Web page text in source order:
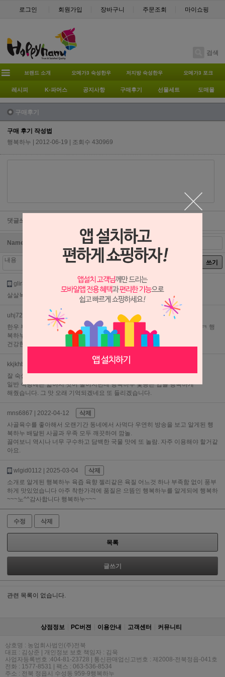
로그인 회원가입 장바구니 주문조회 마이쇼핑
검색
브랜드 소개 오메가3 숙성한우 저지방 숙성한우 오메가3 포크
레시피 K-파머스 공지사항 구매후기 선물세트 도매몰
구매후기
구매 후기 작성법
행복하누 | 2012-06-19 | 조회수 430969
댓글쓰기
Name password
쓰기
glir3848
삭제
살살녹아요^^
uhj726 | 2017-06-27
한우 부채살, 채끝, 차돌박이 너무 맛있어서 또 다시 구매하러 왔어요. ㅋㅋㅋ 행
복하누 먹고 행복해졌어요 ㅋㅋㅋㅋㅋㅋㅋㅋ
건강한 한우라서 더욱 안심^^
kkjkhb
잘 숙성된 한우가 두께감도 적당하여 고기 육즙이 살아있네요^^
일반 식당에는 얇아서 맛이 떨어지던데 행복하누 꽃등은 입을 행복하게
해줬습니다. 그 맛 오래 기억되겠네요 또 들리겠습니다.
mns6867 | 2022-04-12
삭제
사골육수를 좋아해서 오랜기간 동네에서 사먹다 우연히 방송을 보고 알게된 행
복하누 배달된 사골과 우족 모두 깨끗하여 깜놀.
끓여보니 역시나 너무 구수하고 담백한 국물 맛에 또 놀람. 자주 이용해야 할거같
아요.
wlgid0112 | 2025-03-04
삭제
소개로 알게된 행복하누 육즙 육향 젤리같은 육질 어느것 하나 부족함 없이 풍부
하게 맛있었습니다 아주 착한가격에 품질은 으뜸인 행복하누를 알게되에 행복하
~~~노^^감사합니다 행복하누~~~
수정 삭제
목록
글쓰기
관련 목록이 없습니다.
상점정보 PC버젼 이용안내 고객센터 커뮤니티
상호명 : 농업회사법인(주)전북
대표 : 김상준 | 개인정보 보호 책임자 : 김욱
사업자등록번호 :404-81-23728 | 통신판매업신고번호 : 제2008-전북정읍-041호
전화 : 1577-8531 | 팩스 : 063-536-8534
주소 : 전북 정읍시 수성동 959-9행복하누